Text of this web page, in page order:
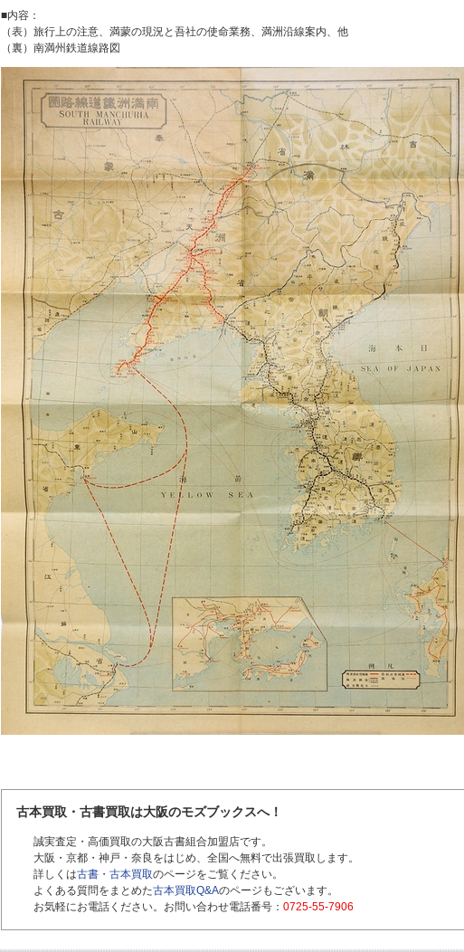
■内容：
（表）旅行上の注意、満蒙の現況と吾社の使命業務、満洲沿線案内、他
（裏）南満州鉄道線路図
古本買取・古書買取は大阪のモズブックスへ！
誠実査定・高価買取の大阪古書組合加盟店です。
大阪・京都・神戸・奈良をはじめ、全国へ無料で出張買取します。
詳しくは古書・古本買取のページをご覧ください。
よくある質問をまとめた古本買取Q&Aのページもございます。
お気軽にお電話ください。お問い合わせ電話番号： 0725-55-7906